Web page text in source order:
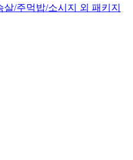
/주먹밥/소시지 외 패키지